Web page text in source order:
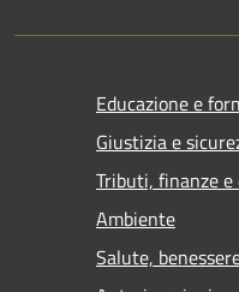
Educazione e
Giustizia e
Tributi, finanze
Ambiente
Salute,